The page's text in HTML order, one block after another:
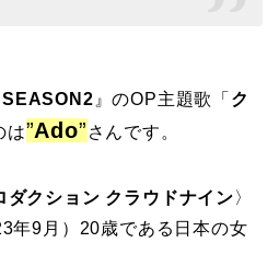
』のOP主題歌「 ク
は”Ado” さんです。
ダクション クラウドナイン〉
年9月）20歳である日本の女